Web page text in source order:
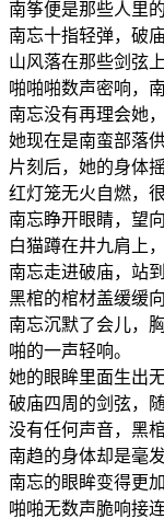
南筝便是那些人里
南忘十指轻弹，破
山风落在那些剑弦
啪啪啪数声密响，
南忘没有再理会她
她现在是南蛮部落
片刻后，她的身体
红灯笼无火自燃，
南忘睁开眼睛，望
白猫蹲在井九肩上
南忘走进破庙，站
黑棺的棺材盖缓缓
南忘沉默了会儿，
啪的一声轻响。
她的眼眸里面生出
破庙四周的剑弦，
没有任何声音，黑
南趋的身体却是毫
南忘的眼眸变得更
啪啪无数声脆响接连